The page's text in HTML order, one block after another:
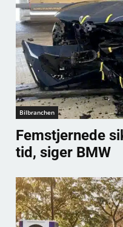
Bilbranchen
Femstjernede
tid, siger BMW